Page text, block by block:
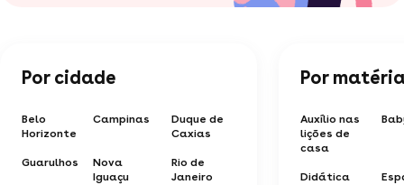
Por cidade
Belo
Horizonte
Campinas
Duque de
Caxias
Guarulhos
Nova
Iguaçu
Rio de
Janeiro
Por
Auxílio nas
lições de
casa
Didática